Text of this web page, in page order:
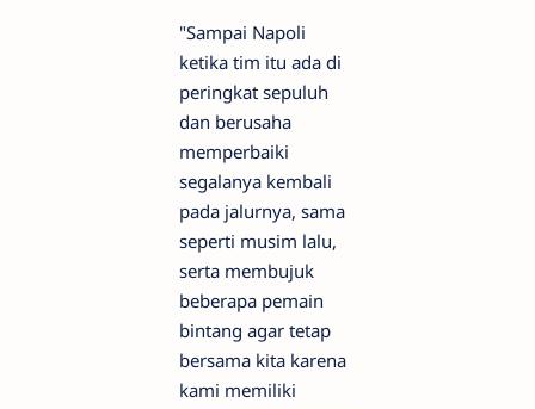
"Sampai Napoli
ketika tim itu ada di
peringkat sepuluh
dan berusaha
memperbaiki
segalanya kembali
pada jalurnya, sama
seperti musim lalu,
serta membujuk
beberapa pemain
bintang agar tetap
bersama kita karena
kami memiliki